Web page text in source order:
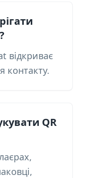
відкриває
контакту.
QR